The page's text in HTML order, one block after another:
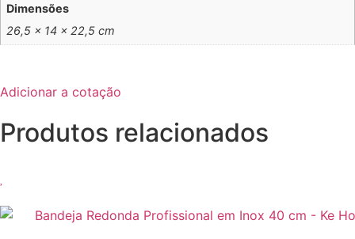
Dimensões
26,5 × 14 × 22,5 cm
Adicionar a cotação
Produtos relacionados